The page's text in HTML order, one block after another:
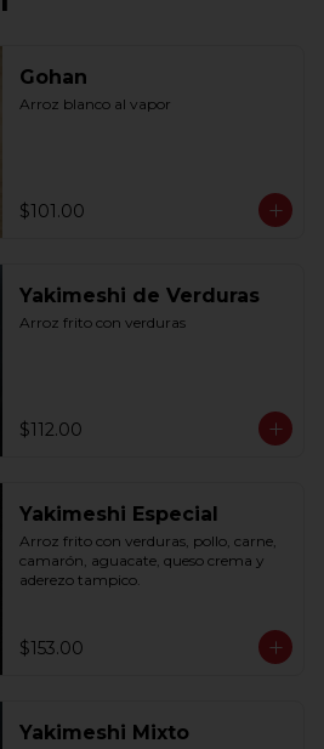
Gohan
Arroz blanco al vapor
$101.00
Yakimeshi de Verduras
Arroz frito con verduras
$112.00
Yakimeshi Especial
Arroz frito con verduras, pollo, carne,
camarón, aguacate, queso crema y
aderezo tampico.
$153.00
Yakimeshi Mixto